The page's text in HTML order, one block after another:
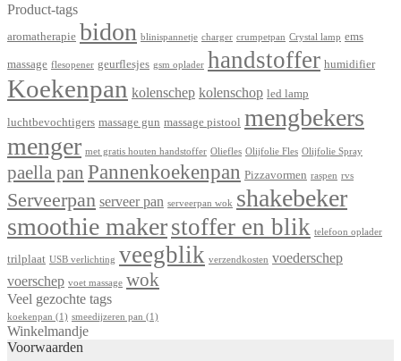
Product-tags
aromatherapie bidon blinispannetje charger crumpetpan Crystal lamp ems
massage flesopener geurflesjes gsm oplader handstoffer humidifier
Koekenpan kolenschep kolenschop led lamp
luchtbevochtigers massage gun massage pistool mengbekers
menger met gratis houten handstoffer Oliefles Olijfolie Fles Olijfolie Spray
paella pan Pannenkoekenpan Pizzavormen raspen rvs
Serveerpan serveer pan serveerpan wok shakebeker
smoothie makerstoffer en blik telefoon oplader
trilplaat USB verlichting veegblik verzendkosten voederschep
voerschep voet massage wok
Veel gezochte tags
koekenpan (1) smeedijzeren pan (1)
Winkelmandje
Voorwaarden